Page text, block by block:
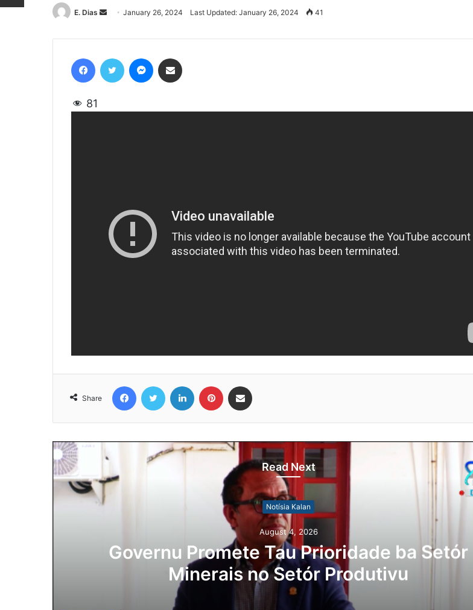
E. Dias
Send
email
January 26, 2024 Last Updated: January 26, 2024 41
81
Share
Read Next
Notísia Kalan
August 4, 2026
Lei Siberseguransa Ajuda Autoridade Polisiál
Kaptura Autór Kriminozu ho Paradeiru Iha
Estranjeiru